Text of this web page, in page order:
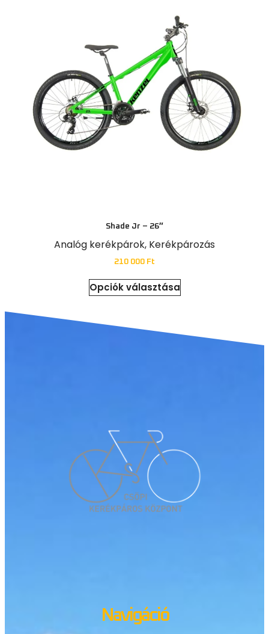
Shade Jr – 26″
Analóg kerékpárok, Kerékpározás
210 000 Ft
Opciók választása
Navigáció